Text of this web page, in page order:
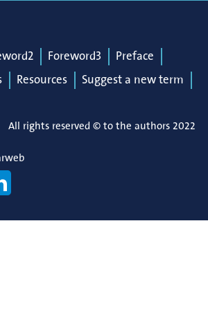
Foreword3
Preface
Resources
Suggest a new term
All rights reserved © to the authors 2022